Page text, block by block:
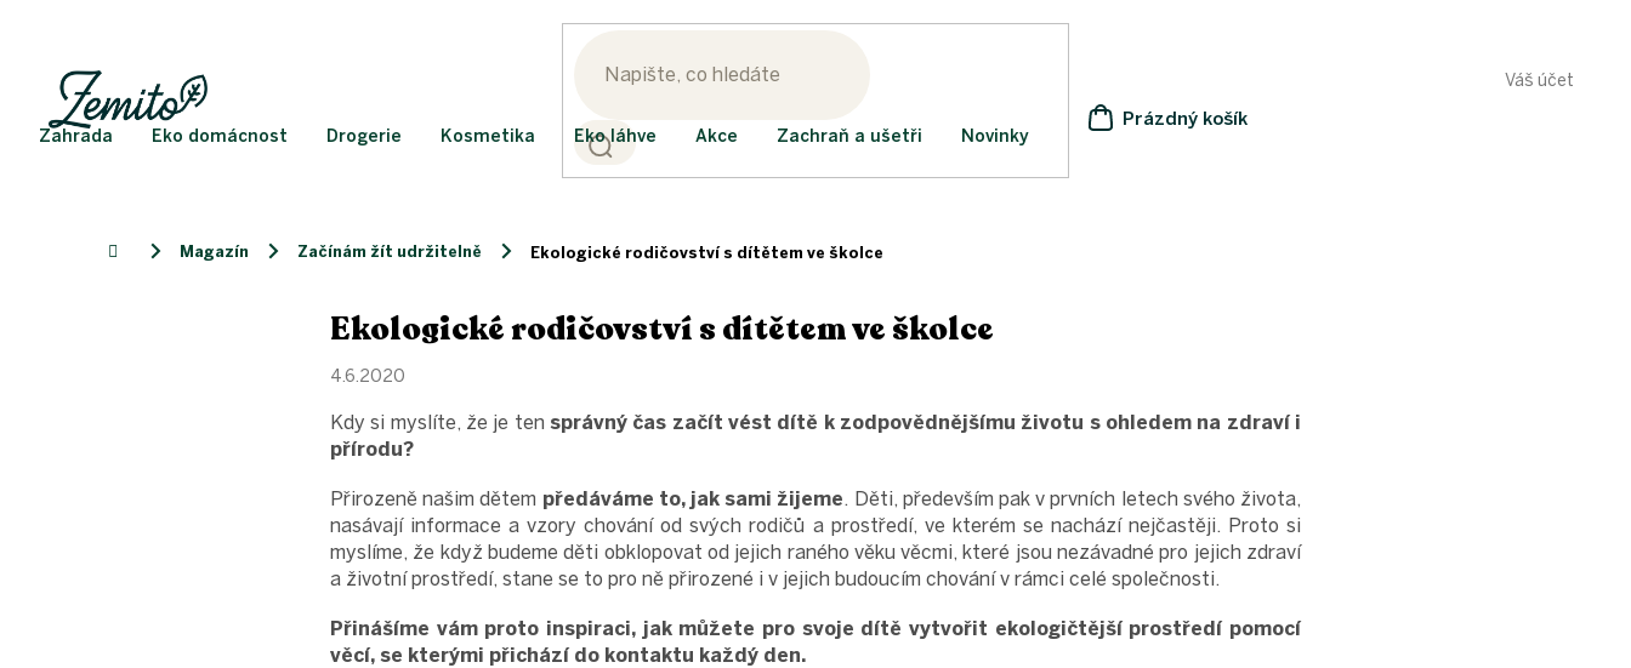
Váš účet
NÁKUPNÍ
Prázdný košík
Zahrada Eko domácnost Drogerie Kosmetika Eko láhve Akce Zachraň a ušetři Novinky
Domů Magazín Začínám žít udržitelně Ekologické rodičovství s dítětem ve školce
Ekologické rodičovství s dítětem ve školce
4.6.2020
Kdy si myslíte, že je ten správný čas začít vést dítě k zodpovědnějšímu životu s ohledem na zdraví i
přírodu?
Přirozeně našim dětem předáváme to, jak sami žijeme. Děti, především pak v prvních letech svého života,
nasávají informace a vzory chování od svých rodičů a prostředí, ve kterém se nachází nejčastěji. Proto si
myslíme, že když budeme děti obklopovat od jejich raného věku věcmi, které jsou nezávadné pro jejich zdraví
a životní prostředí, stane se to pro ně přirozené i v jejich budoucím chování v rámci celé společnosti.
Přinášíme vám proto inspiraci, jak můžete pro svoje dítě vytvořit ekologičtější prostředí pomocí
věcí, se kterými přichází do kontaktu každý den.